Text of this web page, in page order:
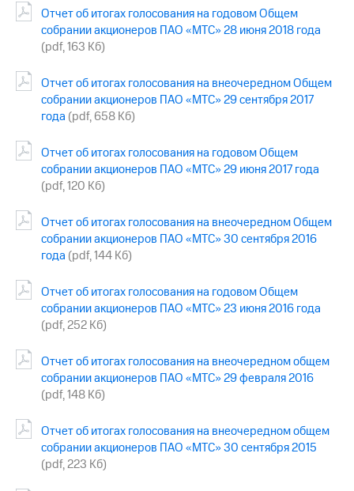
На главную
Отчет об итогах голосования на годовом Общем
собрании акционеров ПАО «МТС» 28 июня 2018 года
(pdf, 163 Кб)
Отчет об итогах голосования на внеочередном Общем
собрании акционеров ПАО «МТС» 29 сентября 2017
года (pdf, 658 Кб)
Отчет об итогах голосования на годовом Общем
собрании акционеров ПАО «МТС» 29 июня 2017 года
(pdf, 120 Кб)
Отчет об итогах голосования на внеочередном Общем
собрании акционеров ПАО «МТС» 30 сентября 2016
года (pdf, 144 Кб)
Отчет об итогах голосования на годовом Общем
собрании акционеров ПАО «МТС» 23 июня 2016 года
(pdf, 252 Кб)
Отчет об итогах голосования на внеочередном общем
собрании акционеров ПАО «МТС» 29 февраля 2016
(pdf, 148 Кб)
Отчет об итогах голосования на внеочередном общем
собрании акционеров ПАО «МТС» 30 сентября 2015
(pdf, 223 Кб)